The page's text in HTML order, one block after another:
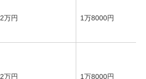
2万円 1万8000円
2万円 1万8000円